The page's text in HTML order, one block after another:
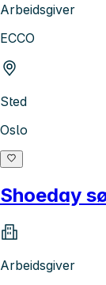
Arbeidsgiver
ECCO
Sted
Oslo
Shoeday
Arbeidsgiver